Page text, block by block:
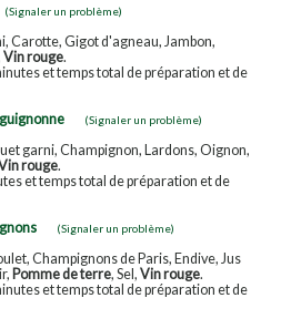
(Signaler un problème)
Carotte, Gigot d'agneau, Jambon,
Vin rouge.
et temps total de préparation et de
(Signaler un problème)
garni, Champignon, Lardons, Oignon,
rouge.
et temps total de préparation et de
(Signaler un problème)
Champignons de Paris, Endive, Jus
Pomme de terre, Sel, Vin rouge.
et temps total de préparation et de